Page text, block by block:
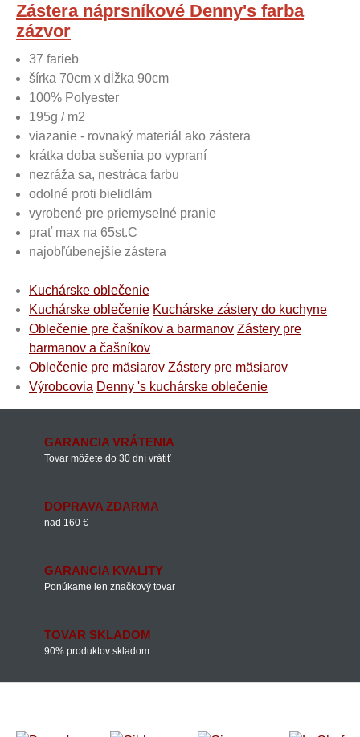
Zástera náprsníkové Denny's farba
zázvor
37 farieb
šírka 70cm x dĺžka 90cm
100% Polyester
195g / m2
viazanie - rovnaký materiál ako zástera
krátka doba sušenia po vypraní
nezráža sa, nestráca farbu
odolné proti bielidlám
vyrobené pre priemyselné pranie
prať max na 65st.C
najobľúbenejšie zástera
Kuchárske oblečenie
Kuchárske oblečenie Kuchárske zástery do kuchyne
Oblečenie pre čašníkov a barmanov Zástery pre
barmanov a čašníkov
Oblečenie pre mäsiarov Zástery pre mäsiarov
Výrobcovia Denny 's kuchárske oblečenie
GARANCIA VRÁTENIA
Tovar môžete do 30 dní vrátiť
DOPRAVA ZDARMA
nad 160 €
GARANCIA KVALITY
Ponúkame len značkový tovar
TOVAR SKLADOM
90% produktov skladom